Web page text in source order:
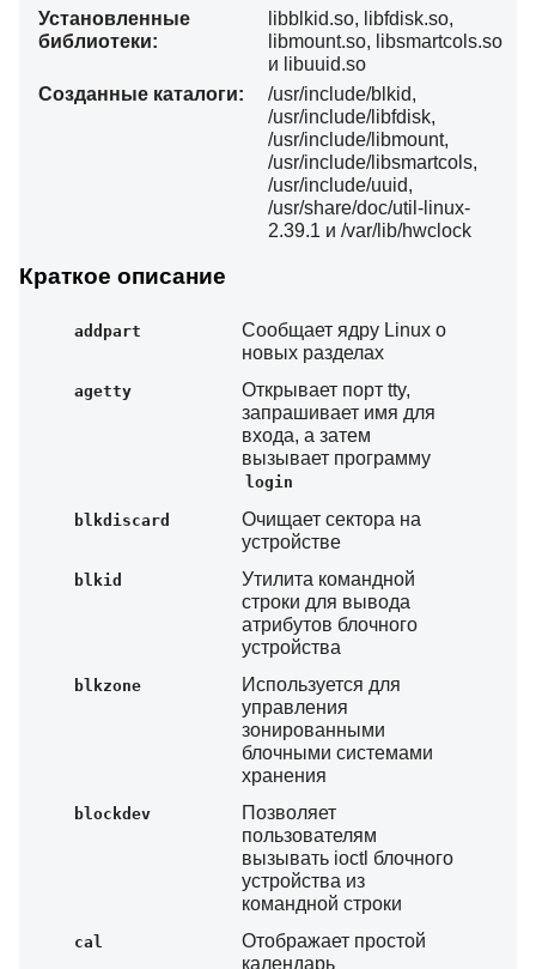
Установленные
библиотеки:
libblkid.so, libfdisk.so,
libmount.so, libsmartcols.so
и libuuid.so
Созданные каталоги:
/usr/include/blkid,
/usr/include/libfdisk,
/usr/include/libmount,
/usr/include/libsmartcols,
/usr/include/uuid,
/usr/share/doc/util-linux-
2.39.1 и /var/lib/hwclock
Краткое описание
addpart
Сообщает ядру Linux о
новых разделах
agetty
Открывает порт tty,
запрашивает имя для
входа, а затем
вызывает программу
login
blkdiscard
Очищает сектора на
устройстве
blkid
Утилита командной
строки для вывода
атрибутов блочного
устройства
blkzone
Используется для
управления
зонированными
блочными системами
хранения
blockdev
Позволяет
пользователям
вызывать ioctl блочного
устройства из
командной строки
cal
Отображает простой
календарь